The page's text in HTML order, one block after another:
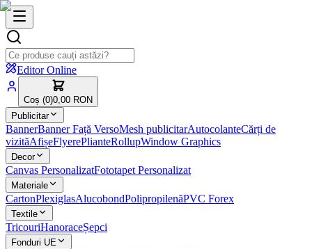
Editor Online
Coș (0)0,00 RON
Publicitar
BannerBanner Față VersoMesh publicitarAutocolanteCărți de
vizităAfișeFlyerePlianteRollupWindow Graphics
Decor
Canvas PersonalizatFototapet Personalizat
Materiale
CartonPlexiglasAlucobondPolipropilenăPVC Forex
Textile
TricouriHanoraceȘepci
Fonduri UE